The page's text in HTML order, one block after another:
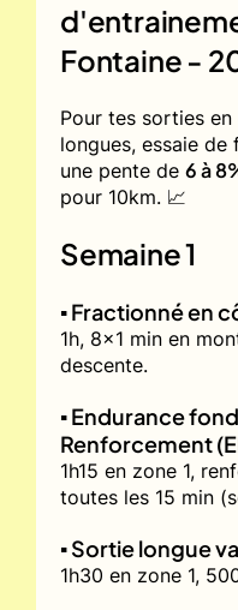
Fontaine -
Pour tes sorties
longues, essaie de
une pente de 6 à
pour 10km. 📈
Semaine 1
▪️ Fractionné en
1h, 8x1 min en
descente.
▪️ Endurance
Renforcement
1h15 en zone 1,
toutes les 15 min
▪️ Sortie longue
1h30 en zone 1,